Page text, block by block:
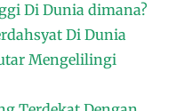
Di Dunia dimana?
Di Dunia
Mengelilingi